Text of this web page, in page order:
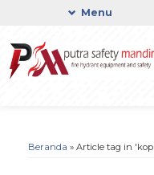
Menu
Beranda » Article tag in